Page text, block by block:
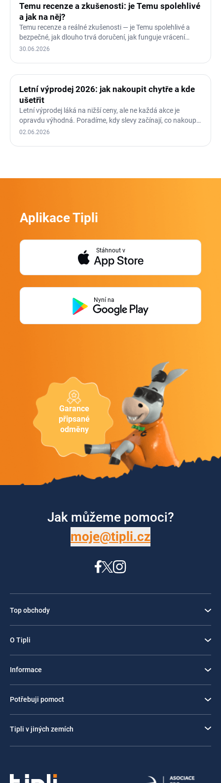
Temu recenze a zkušenosti: je Temu spolehlivé
a jak na něj?
Temu recenze a reálné zkušenosti — je Temu spolehlivé a
bezpečné, jak dlouho trvá doručení, jak funguje vrácení
zboží a…
30.06.2026
Letní výprodej 2026: jak nakoupit chytře a kde
ušetřit
Letní výprodej láká na nižší ceny, ale ne každá akce je
opravdu výhodná. Poradíme, kdy slevy začínají, co nakoupit
a…
02.06.2026
Garance
připsané
odměny
Aplikace Tipli
Stáhnout v
Nyní na
Jak můžeme pomoci?
moje@tipli.cz
Top obchody
O Tipli
Informace
Potřebuji pomoct
Tipli v jiných zemích